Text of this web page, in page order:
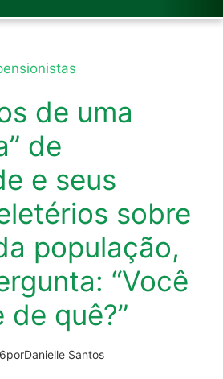
de uma
de
e seus
sobre
população,
“Você
quê?”
porDanielle Santos